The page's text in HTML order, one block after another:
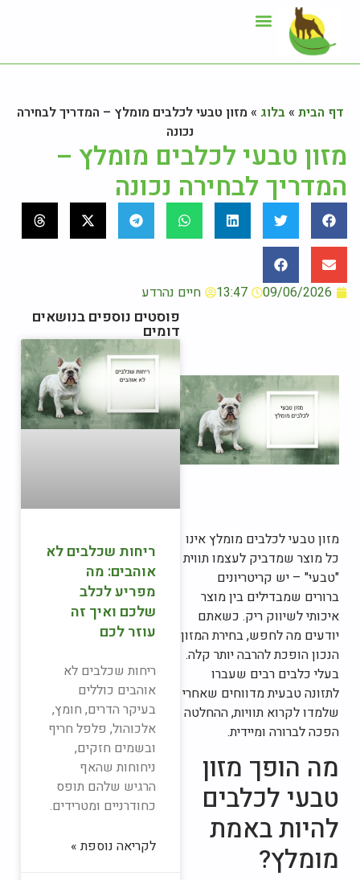
דף הבית »בלוג » מזון טבעי לכלבים מומלץ – המדריך לבחירה
נכונה
מזון טבעי לכלבים מומלץ –
המדריך לבחירה נכונה
09/06/2026
13:47 חיים נהרדע
מזון טבעי לכלבים מומלץ אינו
כל מוצר שמדביק לעצמו תווית
"טבעי" – יש קריטריונים
ברורים שמבדילים בין מוצר
איכותי לשיווק ריק. כשאתם
יודעים מה לחפש, בחירת המזון
הנכון הופכת להרבה יותר קלה.
בעלי כלבים רבים שעברו
לתזונה טבעית מדווחים שאחרי
שלמדו לקרוא תוויות, ההחלטה
הפכה לברורה ומיידית.
מה הופך מזון
טבעי לכלבים
להיות באמת
מומלץ?
פוסטים נוספים בנושאים
דומים
ריחות שכלבים לא
אוהבים: מה
מפריע לכלב
שלכם ואיך זה
עוזר לכם
ריחות שכלבים לא
אוהבים כוללים
בעיקר הדרים, חומץ,
אלכוהול, פלפל חריף
ובשמים חזקים,
ניחוחות שהאף
הרגיש שלהם תופס
כחודרניים ומטרידים.
לקריאה נוספת »